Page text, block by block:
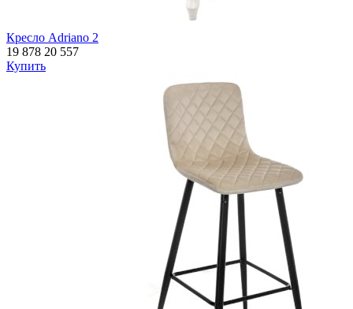
Кресло Adriano 2
19 878 20 557
Купить